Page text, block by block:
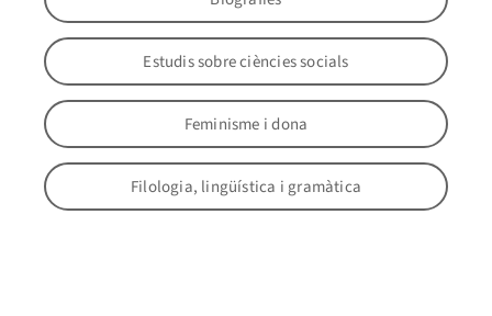
Estudis sobre ciències socials
Feminisme i dona
Filologia, lingüística i gramàtica